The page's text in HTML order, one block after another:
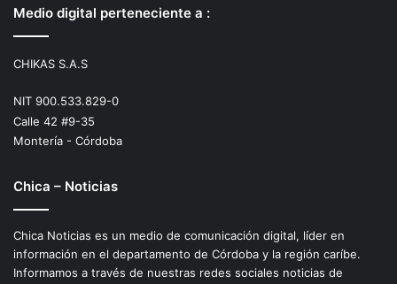
Medio digital perteneciente a :
CHIKAS S.A.S
NIT 900.533.829-0
Calle 42 #9-35
Montería - Córdoba
Chica – Noticias
Chica Noticias es un medio de comunicación digital, líder en
información en el departamento de Córdoba y la región caríbe.
Informamos a través de nuestras redes sociales noticias de